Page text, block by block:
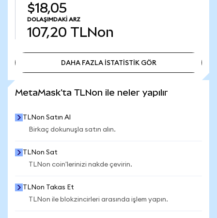
$18,05
DOLAŞIMDAKI ARZ
107,20 TLNon
DAHA FAZLA İSTATİSTİK GÖR
MetaMask'ta TLNon ile neler yapılır
TLNon Satın Al
Birkaç dokunuşla satın alın.
TLNon Sat
TLNon coin'lerinizi nakde çevirin.
TLNon Takas Et
TLNon ile blokzincirleri arasında işlem yapın.